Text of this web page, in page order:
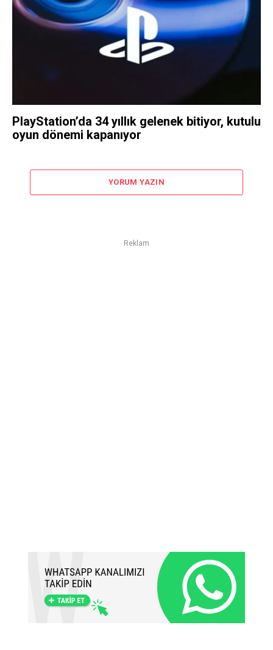
PlayStation’da 34 yıllık gelenek bitiyor, kutulu
oyun dönemi kapanıyor
YORUM YAZIN
Reklam